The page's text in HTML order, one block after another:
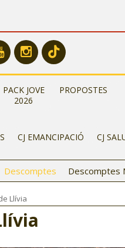
PACK JOVE
2026
PROPOSTES
CJ EMANCIPACIÓ CJ
Descomptes Descomptes
Llívia